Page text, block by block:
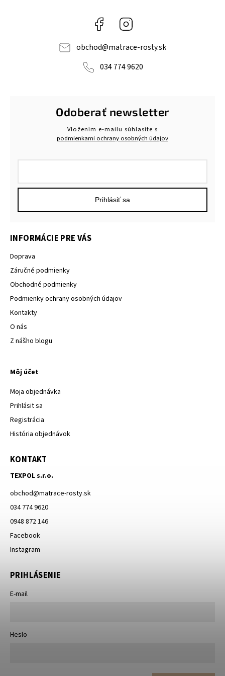
Facebook
obchod@matrace-rosty.sk
034 774 9620
Odoberať newsletter
Vložením e-mailu súhlasíte s
podmienkami ochrany osobných údajov
Prihlásiť sa
INFORMÁCIE PRE VÁS
Doprava
Záručné podmienky
Obchodné podmienky
Podmienky ochrany osobných údajov
Kontakty
O nás
Z nášho blogu
Môj účet
Moja objednávka
Prihlásit sa
Registrácia
História objednávok
KONTAKT
TEXPOL s.r.o.
obchod@matrace-rosty.sk
034 774 9620
0948 872 146
Facebook
Instagram
PRIHLÁSENIE
E-mail
Heslo